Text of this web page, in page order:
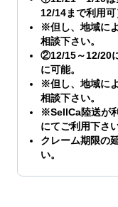
12/14まで利用可
※但し、地域に
相談下さい。
②12/15～12/20
に可能。
※但し、地域に
相談下さい。
※SellCa陸送が
にてご利用下さい
クレーム期限の
い。